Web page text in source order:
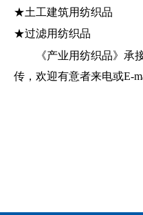
★土工建筑用纺织品
★过滤用纺织品
《产业用纺织品》承
传，欢迎有意者来电或E-